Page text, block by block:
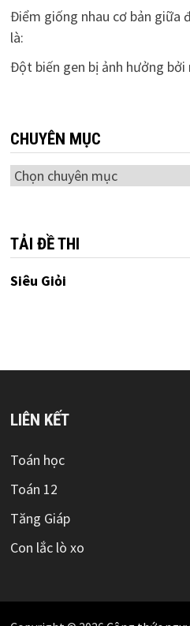
Điểm giống nhau cơ bản giữa
là:
Đột biến gen bị ảnh hưởng bởi
CHUYÊN MỤC
Chuyên
TẢI ĐỀ THI
Siêu Giỏi
LIÊN KẾT
Toán học
Toán 12
Tăng Giáp
Con lắc lò xo